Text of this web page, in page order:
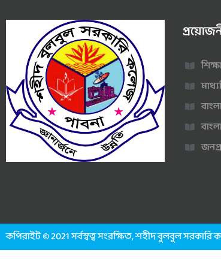
কপিরাইট © 2021 সর্বস্বত্ব সংরক্ষিত, শহীদ বুলবুল সরকারি